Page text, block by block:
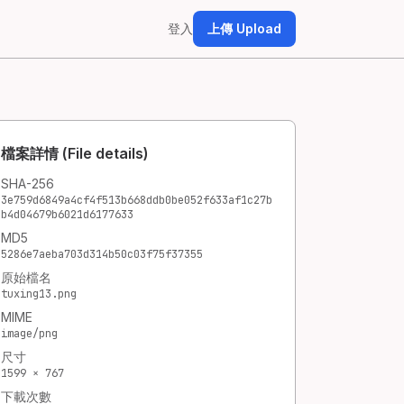
登入 上傳 Upload
檔案詳情 (File details)
SHA-256
3e759d6849a4cf4f513b668ddb0be052f633af1c27b
b4d04679b6021d6177633
MD5
5286e7aeba703d314b50c03f75f37355
原始檔名
tuxing13.png
MIME
image/png
尺寸
1599 × 767
下載次數